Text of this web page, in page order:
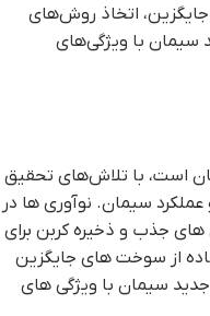
اتخاذ روش‌های
سیمان با ویژگی‌های
است، با تلاش‌های تحقیق
سیمان. نوآوری ها در
جذب و ذخیره کربن برای
از سوخت های جایگزین
سیمان با ویژگی های